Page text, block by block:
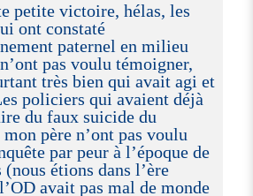
petite victoire, hélas, les
ont constaté
paternel en milieu
pas voulu témoigner,
très bien qui avait agi et
policiers qui avaient déjà
du faux suicide du
père n’ont pas voulu
par peur à l’époque de
étions dans l’ère
avait pas mal de monde